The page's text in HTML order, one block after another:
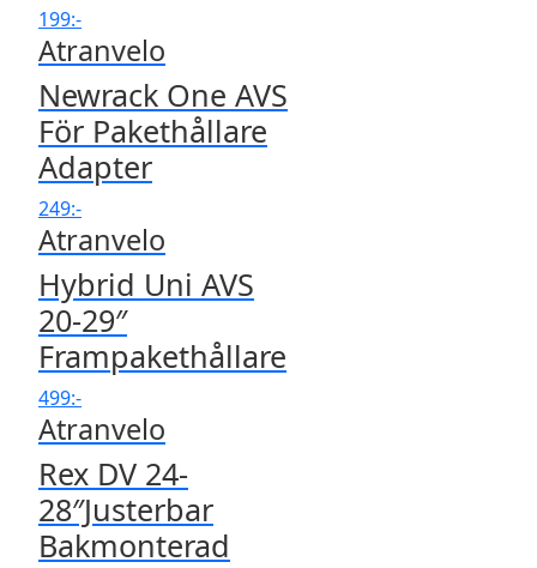
199:-
Atranvelo
Newrack One AVS
För Pakethållare
Adapter
249:-
Atranvelo
Hybrid Uni AVS
20-29″
Frampakethållare
499:-
Atranvelo
Rex DV 24-
28″Justerbar
Bakmonterad